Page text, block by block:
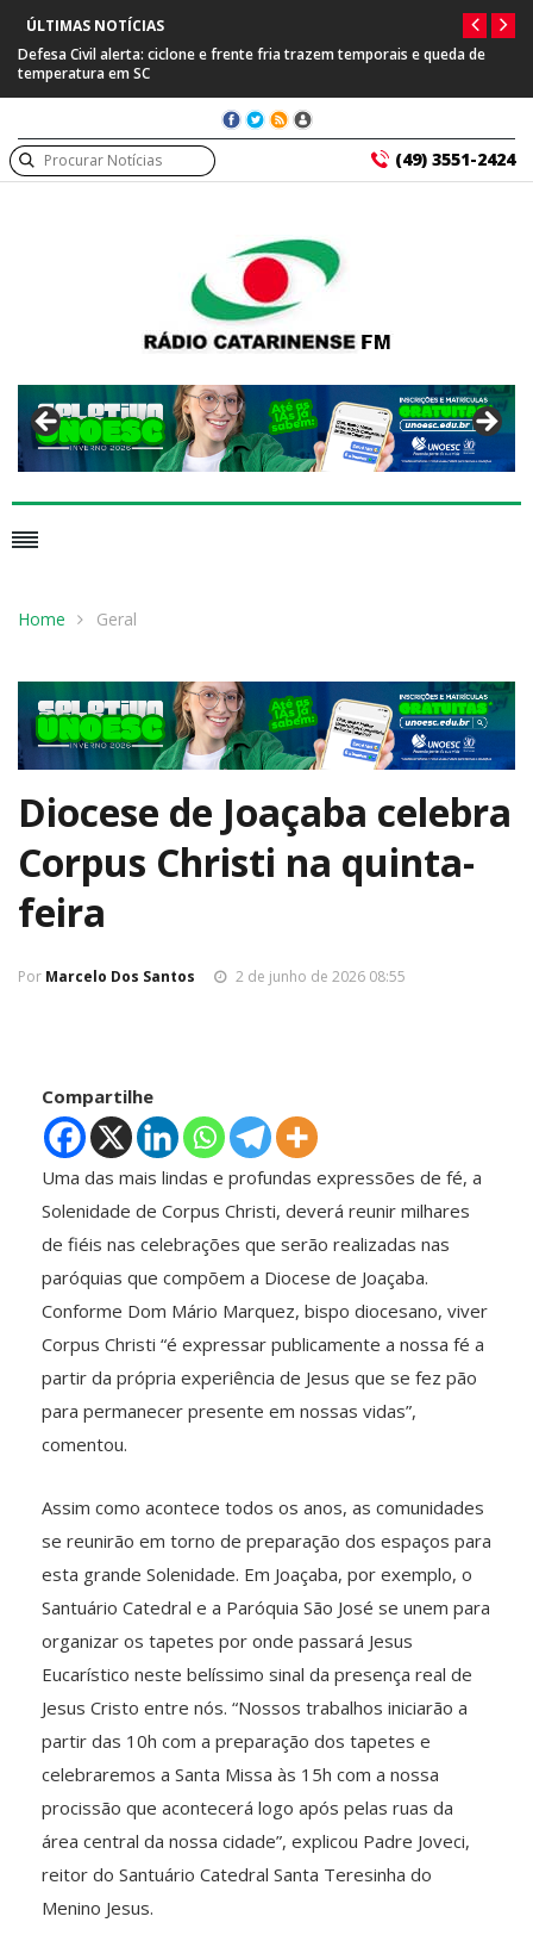
ÚLTIMAS NOTÍCIAS
Civil alerta: ciclone e frente fria trazem temporais e queda de
em SC
(49) 3551-2424
Home Geral
Diocese de Joaçaba celebra
Corpus Christi na quinta-
feira
Por Marcelo Dos Santos 2 de junho de 2026 08:55
Compartilhe
Uma das mais lindas e profundas expressões de fé, a
Solenidade de Corpus Christi, deverá reunir milhares
de fiéis nas celebrações que serão realizadas nas
paróquias que compõem a Diocese de Joaçaba.
Conforme Dom Mário Marquez, bispo diocesano, viver
Corpus Christi “é expressar publicamente a nossa fé a
partir da própria experiência de Jesus que se fez pão
para permanecer presente em nossas vidas”,
comentou.
Assim como acontece todos os anos, as comunidades
se reunirão em torno de preparação dos espaços para
esta grande Solenidade. Em Joaçaba, por exemplo, o
Santuário Catedral e a Paróquia São José se unem para
organizar os tapetes por onde passará Jesus
Eucarístico neste belíssimo sinal da presença real de
Jesus Cristo entre nós. “Nossos trabalhos iniciarão a
partir das 10h com a preparação dos tapetes e
celebraremos a Santa Missa às 15h com a nossa
procissão que acontecerá logo após pelas ruas da
área central da nossa cidade”, explicou Padre Joveci,
reitor do Santuário Catedral Santa Teresinha do
Menino Jesus.